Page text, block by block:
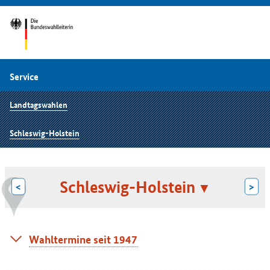
Service
Landtagswahlen
Schleswig-Holstein
< Schleswig-Holstein >
Wahltermine seit 1947